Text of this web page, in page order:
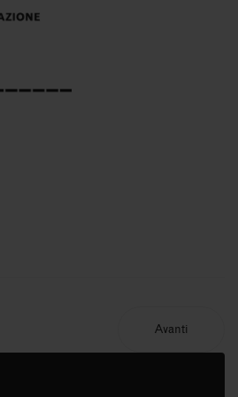
Avanti